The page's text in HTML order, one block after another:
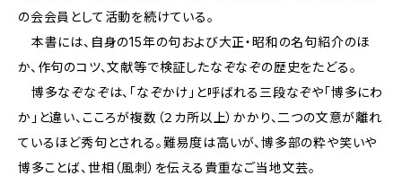
の会会員として活動を続けている。
本書には、自身の15年の句および大正・昭和の名句紹介のほ
か、作句のコツ、文献等で検証したなぞなぞの歴史をたどる。
博多なぞなぞは、「なぞかけ」と呼ばれる三段なぞや「博多にわ
か」と違い、こころが複数（２カ所以上）かかり、二つの文意が離れ
ているほど秀句とされる。難易度は高いが、博多部の粋や笑いや
博多ことば、世相（風刺）を伝える貴重なご当地文芸。